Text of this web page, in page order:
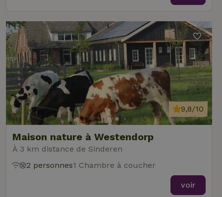
Maison nature à Westendorp
À 3 km distance de Sinderen
9,8/10
2 personnes1 Chambre à coucher
voir